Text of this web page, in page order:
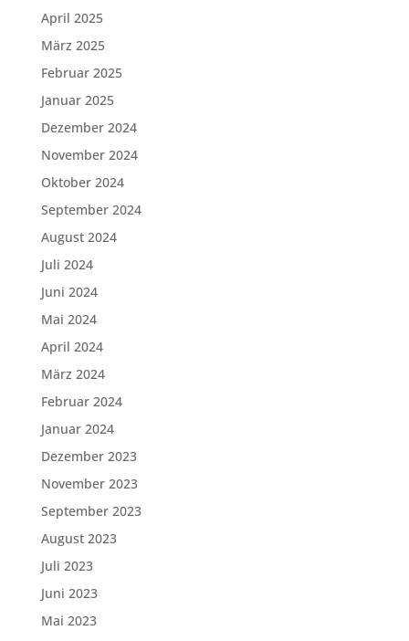
April 2025
März 2025
Februar 2025
Januar 2025
Dezember 2024
November 2024
Oktober 2024
September 2024
August 2024
Juli 2024
Juni 2024
Mai 2024
April 2024
März 2024
Februar 2024
Januar 2024
Dezember 2023
November 2023
September 2023
August 2023
Juli 2023
Juni 2023
Mai 2023